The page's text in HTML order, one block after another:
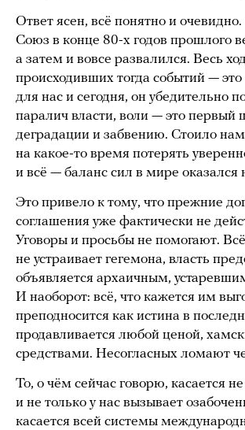
Ответ ясен, всё понятно и
Союз в конце 80-х годов прошлого
а затем и вовсе развалился. Весь ход
происходивших тогда событий —
для нас и сегодня, он убедительно
паралич власти, воли — это первый
деградации и забвению. Стоило нам
на какое-то время потерять
и всё — баланс сил в мире
Это привело к тому, что прежние
соглашения уже фактически не
Уговоры и просьбы не помогают.
не устраивает гегемона, власть
объявляется архаичным,
И наоборот: всё, что кажется им
преподносится как истина в
продавливается любой ценой,
средствами. Несогласных ломают
То, о чём сейчас говорю, касается
и не только у нас вызывает
касается всей системы